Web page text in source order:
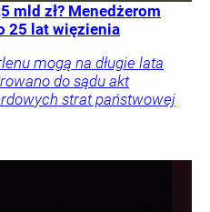
mld zł? Menedżerom
25 lat więzienia
mogą na długie lata
do sądu akt
strat państwowej